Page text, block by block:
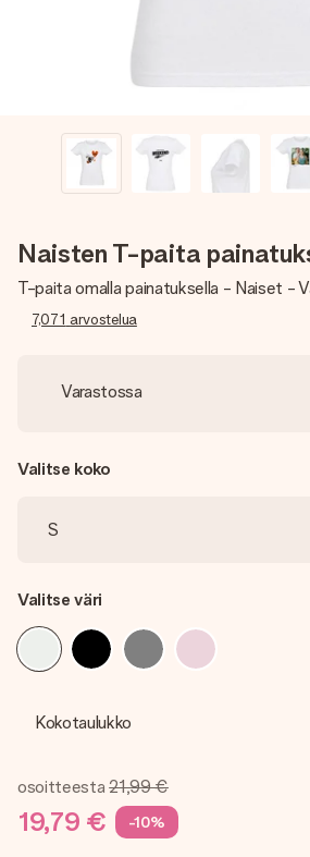
Naisten T-paita
T-paita omalla painatuksella - Naiset -
7,071 arvostelua
Varastossa
Valitse koko
Valitse väri
Kokotaulukko
osoitteesta 21,99 €
19,79 € -10%